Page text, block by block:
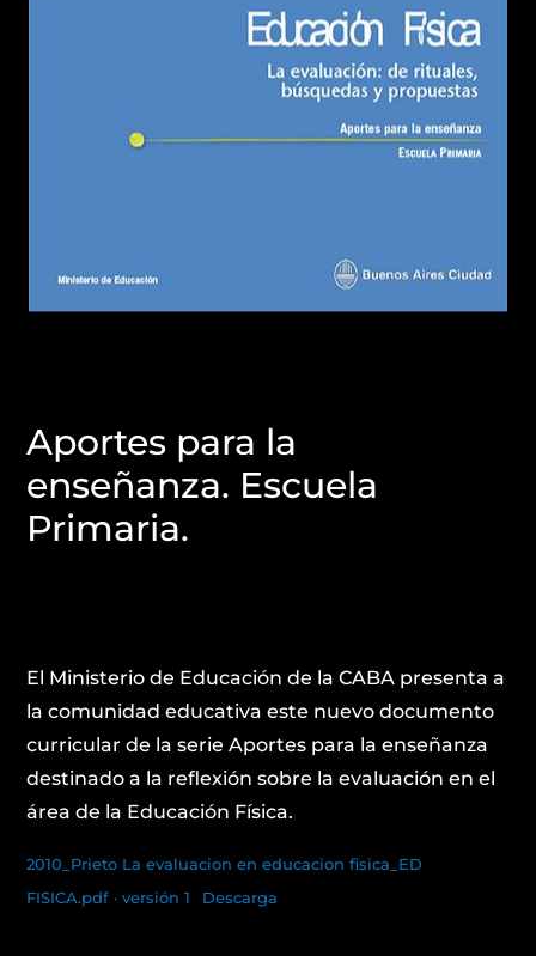
Aportes para la
enseñanza. Escuela
Primaria.
El Ministerio de Educación de la CABA presenta a
la comunidad educativa este nuevo documento
curricular de la serie Aportes para la enseñanza
destinado a la reflexión sobre la evaluación en el
área de la Educación Física.
2010_Prieto La evaluacion en educacion fisica_ED
FISICA.pdf · versión 1
Descarga